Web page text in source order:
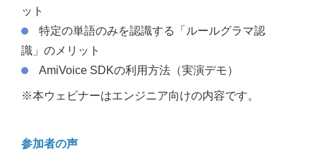
ット
特定の単語のみを認識する「ルールグラマ認
識」のメリット
AmiVoice SDKの利用方法（実演デモ）
※本ウェビナーはエンジニア向けの内容です。
参加者の声